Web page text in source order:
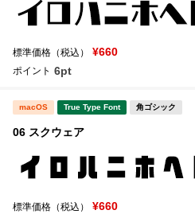
標準価格（税込） ¥660
ポイント 6pt
macOS True Type Font 角ゴシック
06 スクウェア
標準価格（税込） ¥660